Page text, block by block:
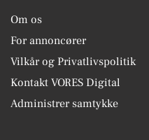
Om os
For annoncører
Vilkår og Privatlivspolitik
Kontakt VORES Digital
Administrer samtykke